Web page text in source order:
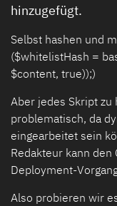
hinzugefügt.
Selbst hashen und
($whitelistHash =
$content, true));)
Aber jedes Skript zu
problematisch, da
eingearbeitet sein
Redakteur kann
Deployment-
Also probieren wir